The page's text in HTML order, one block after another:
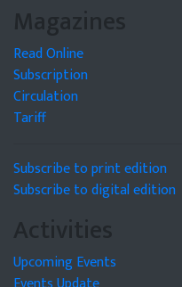
Magazines
Read Online
Subscription
Circulation
Tariff
Subscribe to print edition
Subscribe to digital edition
Activities
Upcoming Events